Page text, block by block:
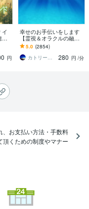
円
幸せのお手伝いをします
【霊視＆オラクルの融
合】現状☆現状から視た
未来をお伝えします
5.0 (2854)
カトリーナ・華れん
280 円 /分
、お支払い方法・手数料
くための制度やマナー